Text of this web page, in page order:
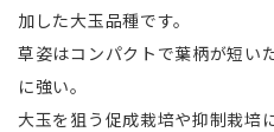
加した大玉品種です。
草姿はコンパクトで葉柄が短い
に強い。
大玉を狙う促成栽培や抑制栽培